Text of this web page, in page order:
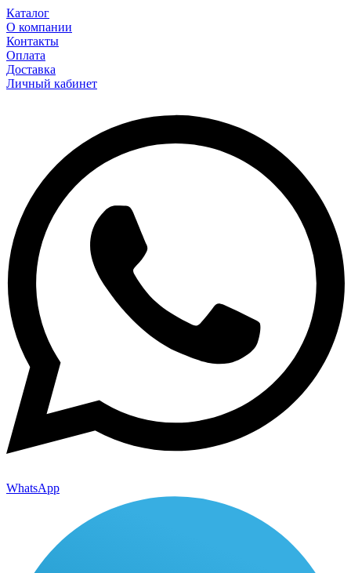
Каталог
О компании
Контакты
Оплата
Доставка
Личный кабинет
WhatsApp